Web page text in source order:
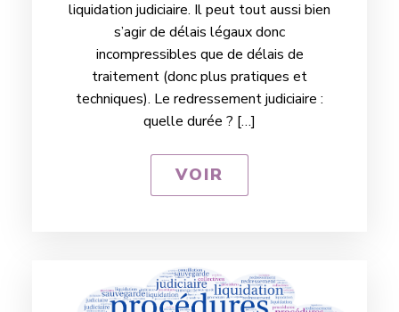
liquidation judiciaire. Il peut tout aussi bien
s’agir de délais légaux donc
incompressibles que de délais de
traitement (donc plus pratiques et
techniques). Le redressement judiciaire :
quelle durée ? […]
VOIR